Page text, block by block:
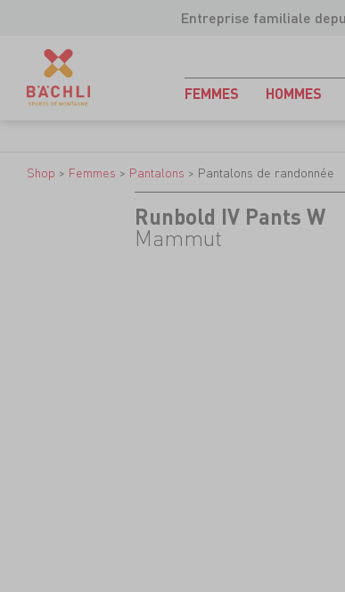
Entreprise familiale
FEMMES HOMMES
Shop > Femmes > Pantalons > Pantalons de randonnée
Runbold IV Pants W
Mammut